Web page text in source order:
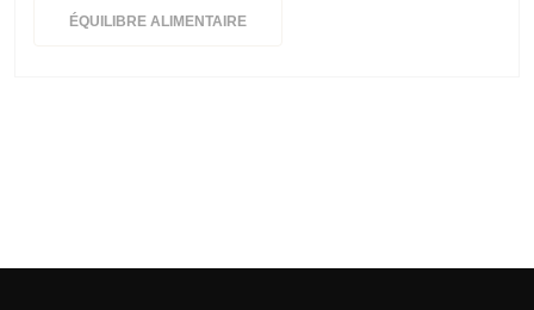
ÉQUILIBRE ALIMENTAIRE